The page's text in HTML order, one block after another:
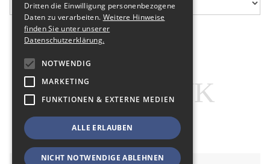
ENGLISH
Dritten die Einwilligung personenbezogene
Daten zu verarbeiten. Weitere Hinweise
finden Sie unter unserer
Datenschutzerklärung.
NOTWENDIG
MARKETING
FUNKTIONEN & EXTERNE MEDIEN
ALLE ERLAUBEN
NICHT NOTWENDIGE ABLEHNEN